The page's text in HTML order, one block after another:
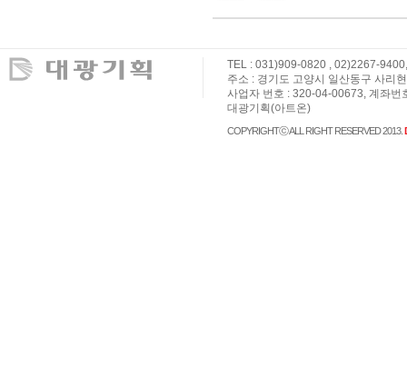
TEL : 031)909-0820 , 02)2267-
주소 : 경기도 고양시 일산동구 사리
사업자 번호 : 320-04-00673, 계좌
대광기획(아트온)
COPYRIGHTⓒ ALL RIGHT RESERVED 2013.